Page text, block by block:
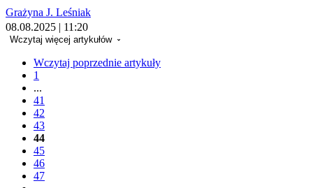
Grażyna J. Leśniak
08.08.2025 | 11:20
Wczytaj więcej artykułów
Wczytaj poprzednie artykuły
1
...
41
42
43
44
45
46
47